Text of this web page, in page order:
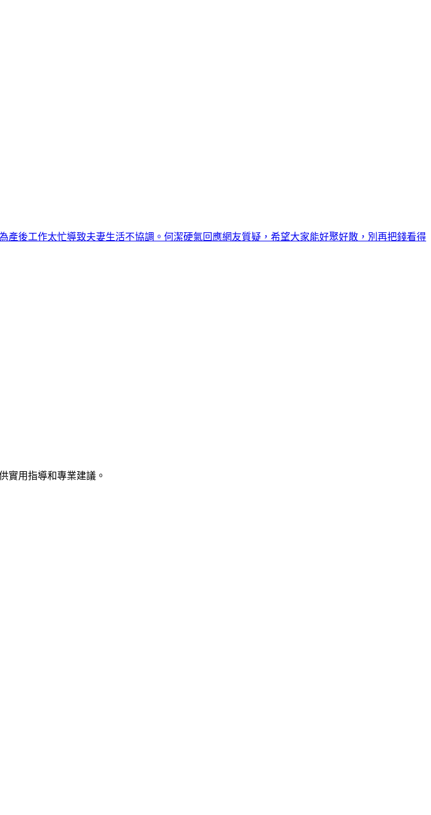
後工作太忙導致夫妻生活不協調。何潔硬氣回應網友質疑，希望大家能好聚好散，別再把錢看得
實用指導和專業建議。